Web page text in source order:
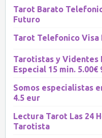
Tarot Barato
Futuro
Tarot Telefonico Visa
Tarotistas y Videntes
Especial 15 min. 5.00€
Somos especialistas
4.5 eur
Lectura Tarot Las 24
Tarotista